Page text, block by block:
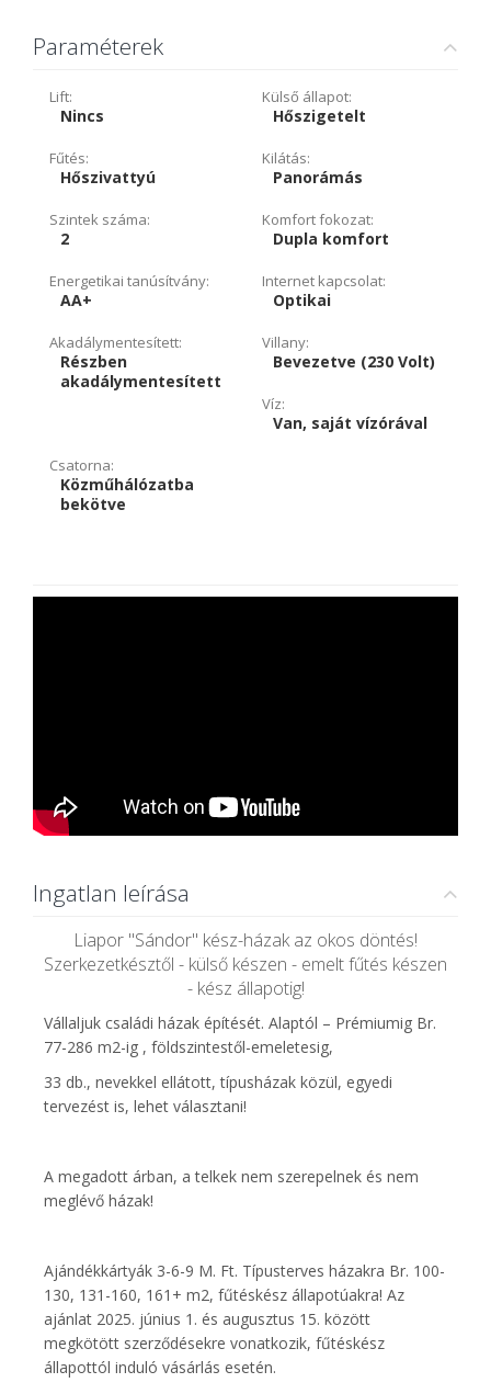
Paraméterek
Lift:
Nincs
Külső állapot:
Hőszigetelt
Fűtés:
Hőszivattyú
Kilátás:
Panorámás
Szintek száma:
2
Komfort fokozat:
Dupla komfort
Energetikai tanúsítvány:
AA+
Internet kapcsolat:
Optikai
Akadálymentesített:
Részben
akadálymentesített
Villany:
Bevezetve (230 Volt)
Víz:
Van, saját vízórával
Csatorna:
Közműhálózatba
bekötve
Ingatlan leírása
Liapor "Sándor" kész-házak az okos döntés!
Szerkezetkésztől - külső készen - emelt fűtés készen
- kész állapotig!
Vállaljuk családi házak építését. Alaptól – Prémiumig Br.
77-286 m2-ig , földszintestől-emeletesig,
33 db., nevekkel ellátott, típusházak közül, egyedi
tervezést is, lehet választani!
A megadott árban, a telkek nem szerepelnek és nem
meglévő házak!
Ajándékkártyák 3-6-9 M. Ft. Típusterves házakra Br. 100-
130, 131-160, 161+ m2, fűtéskész állapotúakra! Az
ajánlat 2025. június 1. és augusztus 15. között
megkötött szerződésekre vonatkozik, fűtéskész
állapottól induló vásárlás esetén.